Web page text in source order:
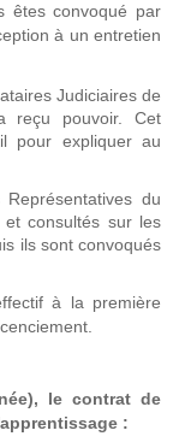
êtes convoqué par
à un entretien
Judiciaires de
reçu pouvoir. Cet
pour expliquer au
du
et consultés sur les
ils sont convoqués
à la première
le contrat de
: